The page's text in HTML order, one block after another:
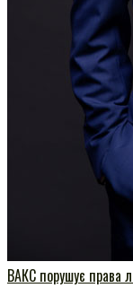
ВАКС порушує права